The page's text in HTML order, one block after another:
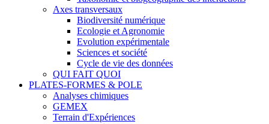
Axes transversaux
Biodiversité numérique
Ecologie et Agronomie
Evolution expérimentale
Sciences et société
Cycle de vie des données
QUI FAIT QUOI
PLATES-FORMES & POLE
Analyses chimiques
GEMEX
Terrain d'Expériences